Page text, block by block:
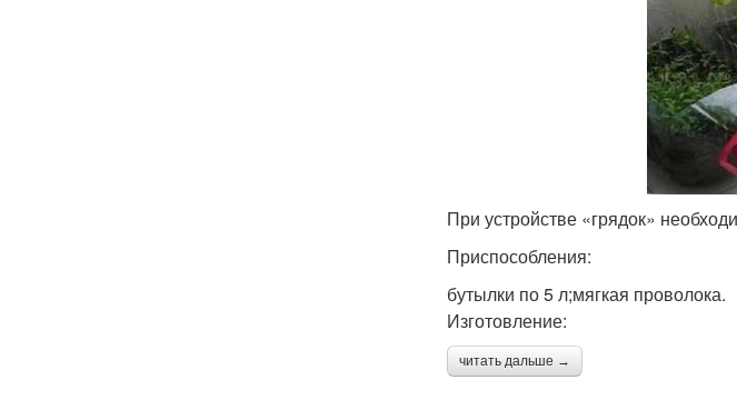
При устройстве «грядок»
Приспособления:
бутылки по 5 л;мягкая проволока.
Изготовление:
читать дальше →